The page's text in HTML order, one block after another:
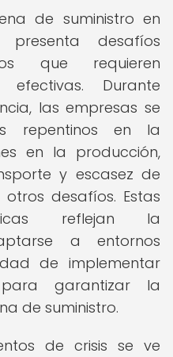
de suministro en
desafíos
que requieren
Durante
las empresas se
repentinos en la
en la producción,
y escasez de
desafíos. Estas
reflejan la
a entornos
de implementar
para garantizar la
de suministro.
de crisis se ve